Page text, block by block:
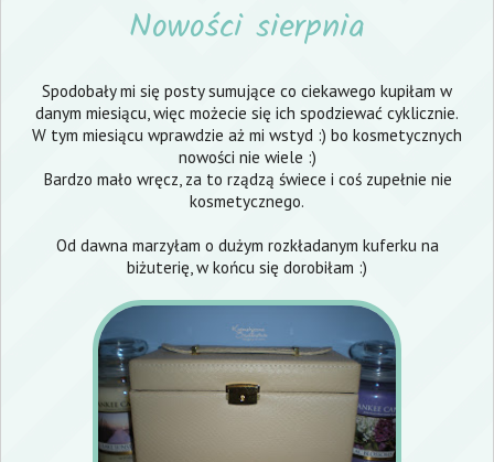
Nowości sierpnia
Spodobały mi się posty sumujące co ciekawego kupiłam w
danym miesiącu, więc możecie się ich spodziewać cyklicznie.
W tym miesiącu wprawdzie aż mi wstyd :) bo kosmetycznych
nowości nie wiele :)
Bardzo mało wręcz, za to rządzą świece i coś zupełnie nie
kosmetycznego.
Od dawna marzyłam o dużym rozkładanym kuferku na
biżuterię, w końcu się dorobiłam :)